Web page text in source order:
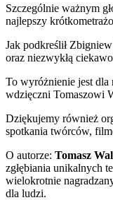
Szczególnie ważnym
najlepszy
Jak podkreślił
oraz niezwykłą
To wyróżnienie jest dla
wdzięczni Tomaszowi
Dziękujemy również
spotkania twórców,
O autorze: Tomasz
zgłębiania unikalnych
wielokrotnie
dla ludzi.